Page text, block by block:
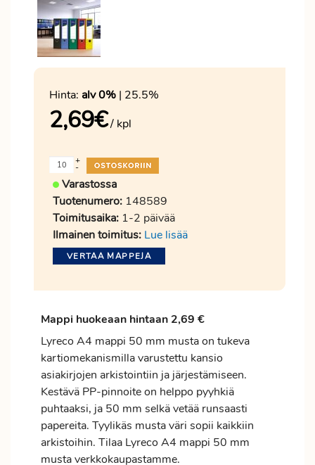
Hinta: alv 0% | 25.5%
2,69€/ kpl
-
+
Varastossa
Tuotenumero: 148589
Toimitusaika: 1-2 päivää
Ilmainen toimitus: Lue lisää
VERTAA MAPPEJA
Mappi huokeaan hintaan 2,69 €
Lyreco A4 mappi 50 mm musta on tukeva
kartiomekanismilla varustettu kansio
asiakirjojen arkistointiin ja järjestämiseen.
Kestävä PP-pinnoite on helppo pyyhkiä
puhtaaksi, ja 50 mm selkä vetää runsaasti
papereita. Tyylikäs musta väri sopii kaikkiin
arkistoihin. Tilaa Lyreco A4 mappi 50 mm
musta verkkokaupastamme.